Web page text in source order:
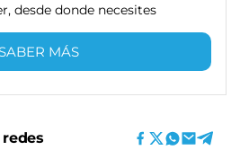
desde donde necesites
MÁS